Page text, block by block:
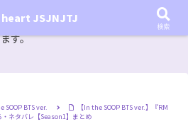
定！いつから始まる？インザスープの放送開始日・視聴
the SOOP BTS ver. Season 2】
す。
SOOP BTS ver.
【In the SOOP BTS ver.】『RM
ネタバレ【Season1】まとめ
heart JSJNJTJ
検索